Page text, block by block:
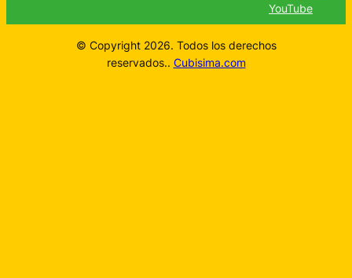
YouTube
© Copyright 2026. Todos los derechos
reservados.. Cubisima.com